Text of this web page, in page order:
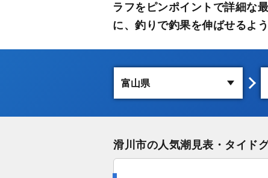
ラフをピンポイントで詳細な
に、釣りで釣果を伸ばせるよ
滑川市の人気潮見表・タイド